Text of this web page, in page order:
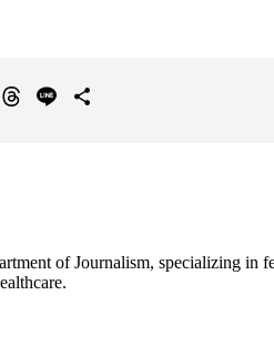
s
n
of Journalism, specializing in